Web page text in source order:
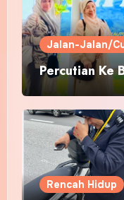
Jalan-Jalan/
Percutian Ke
Rencah Hidup